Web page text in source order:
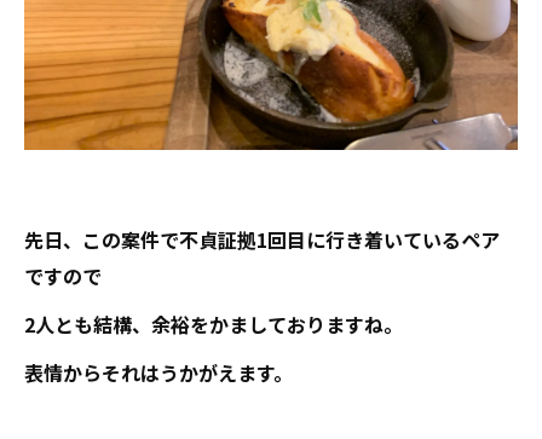
先日、この案件で不貞証拠1回目に行き着いているペア
ですので
2人とも結構、余裕をかましておりますね。
表情からそれはうかがえます。